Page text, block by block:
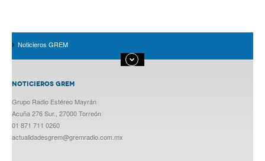
Noticieros GREM
NOTICIEROS GREM
Grupo Radio Estéreo Mayrán
Acuña 276 Sur., 27000 Torreón
01 871 711 0260
actualidadesgrem@gremradio.com.mx